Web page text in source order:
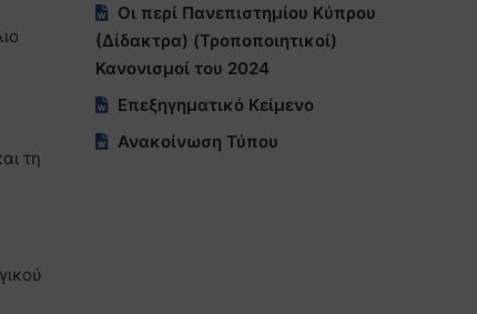
τη
Οι περί Πανεπιστημίου Κύπρου
(Δίδακτρα) (Τροποποιητικοί)
Κανονισμοί του 2024
Επεξηγηματικό Κείμενο
Ανακοίνωση Τύπου